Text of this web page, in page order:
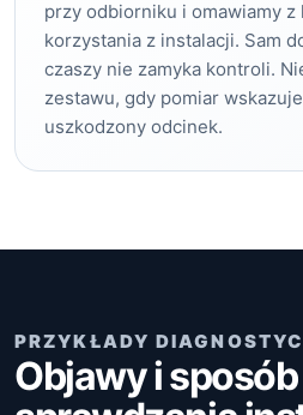
przy odbiorniku i omawiamy
korzystania z instalacji. Sam
czaszy nie zamyka kontroli.
zestawu, gdy pomiar
uszkodzony odcinek.
PRZYKŁADY
Objawy i sposób